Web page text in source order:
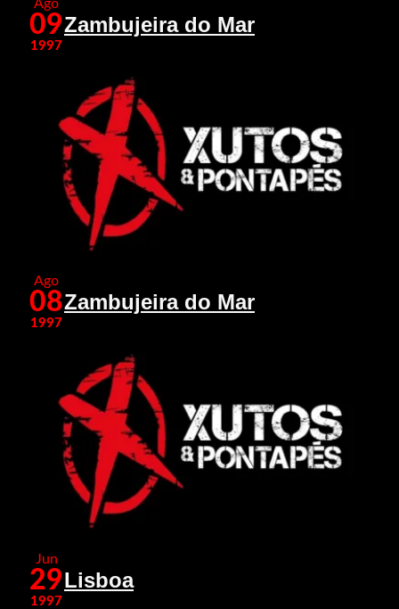
Ago
09
1997
Zambujeira do Mar
Ago
08
1997
Zambujeira do Mar
Jun
29
1997
Lisboa